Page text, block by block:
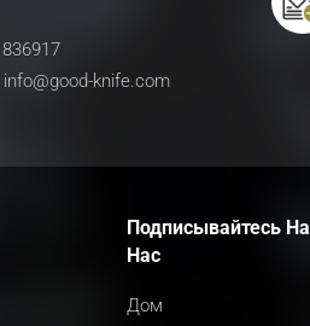
knife.com
Подписывайтесь На
Нас
Дом